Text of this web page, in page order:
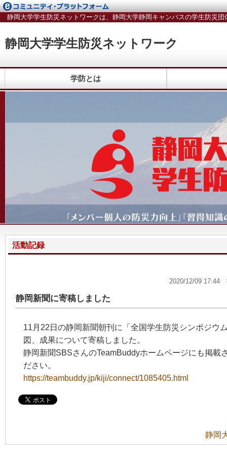
静岡大学学生防災ネットワーク
静岡大学学生防災ネットワークは、静岡大学静岡キャンパスの学生防災
学防とは
活動記録
2020/12/09 17:44
静岡新聞に寄稿しました
11月22日の静岡新聞朝刊に「全国学生防災シンポジウ
図、成果について寄稿しました。
静岡新聞SBSさんのTeamBuddyホームページにも掲載
ださい。
https://teambuddy.jp/kiji/connect/1085405.html
静岡